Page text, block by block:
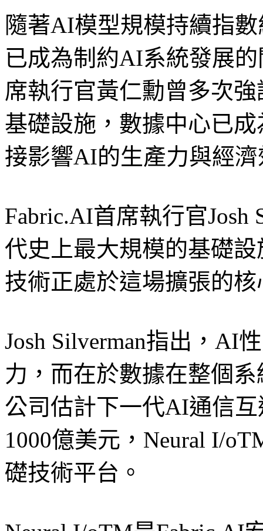
隨著AI模型規模持續指
已成為制約AI系統發展
席執行官黃仁勳曾多次
基礎設施，數據中心已
接影響AI的生產力與經
Fabric.AI首席執行官
代史上最大規模的基礎
技術正處於這場擴張的
Josh Silverman指出，AI
力，而在於數據在整個
公司估計下一代AI通信
1000億美元，Neural I/
礎技術平台。